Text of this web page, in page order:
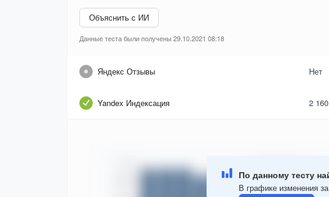
Объяснить с ИИ
Данные теста были получены 29.10.2021 08:18
Яндекс Отзывы Нет
Yandex Индексация 2 160
По данному тесту
В графике изменения